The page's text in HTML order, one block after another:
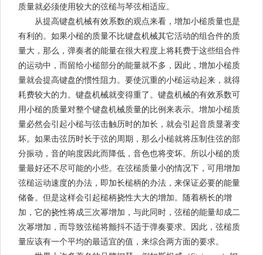
质量就必须使用较大的弦槌与琴弦相适应。
从提高键盘机械有效系数的观点来看，增加小槌质量也是
有利的。如果小槌的质量不比键盘机械其它活动的组合件的质
量大，那么，弹奏者的能量在很大程度上将耗费于这些组合件
的运动中，而留给小槌部分的能量就不多，因此，增加小槌质
量就会提高键盘的惯性阻力。要使沉重的小槌运动起来，就得
耗费较大的力。键盘机械就变得重了。键盘机械的有效系数可
用小槌的质量对整个键盘机械质量的比例来表示。增加小槌质
量必然会引起小槌与弦击触历时的加长，就会引起音质显著变
坏。如果击弦历时长于弦的周期，那么小槌就将压制住弦的部
分振动，音的响度因此而降低，音色也将变坏。所以小槌的质
量最好还不尽可能的小些。在弦槌质量小的情况下，可用增加
弦槌运动速度的办法，即加长槌柄的办法，来保证必要的能量
储备。但是这样会引起槌柄挠性大大的增加。随着柄长的增
加，它的挠性将成三次幂增加，与此同时，弦槌的能量却成二
次幂增加，而导致弦槌将颤抖不适于弹奏要求。因此，弦槌质
量应该有一个平均的最适宜的值，来综合两方面的要求。